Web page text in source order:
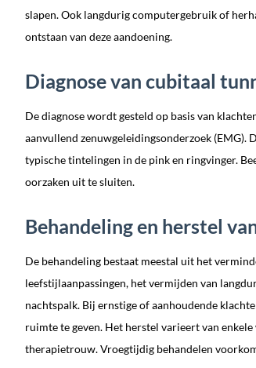
slapen. Ook langdurig computergebruik of
ontstaan van deze aandoening.
Diagnose van cubitaal
De diagnose wordt gesteld op basis van
aanvullend zenuwgeleidingsonderzoek (EMG).
typische tintelingen in de pink en ringvinger.
oorzaken uit te sluiten.
Behandeling en herstel
De behandeling bestaat meestal uit het
leefstijlaanpassingen, het vermijden van
nachtspalk. Bij ernstige of aanhoudende
ruimte te geven. Het herstel varieert van
therapietrouw. Vroegtijdig behandelen